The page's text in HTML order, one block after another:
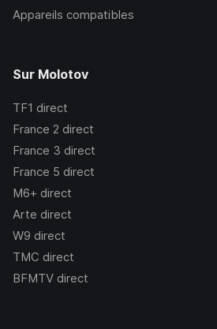
Appareils compatibles
Sur Molotov
TF1 direct
France 2 direct
France 3 direct
France 5 direct
M6+ direct
Arte direct
W9 direct
TMC direct
BFMTV direct